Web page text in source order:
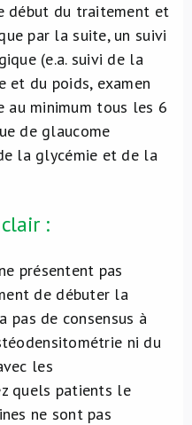
début du traitement et
par la suite, un suivi
(e.a. suivi de la
du poids, examen
au minimum tous les 6
de glaucome
la glycémie et de la
:
présentent pas
de débuter la
pas de consensus à
ni du
les
quels patients le
ne sont pas